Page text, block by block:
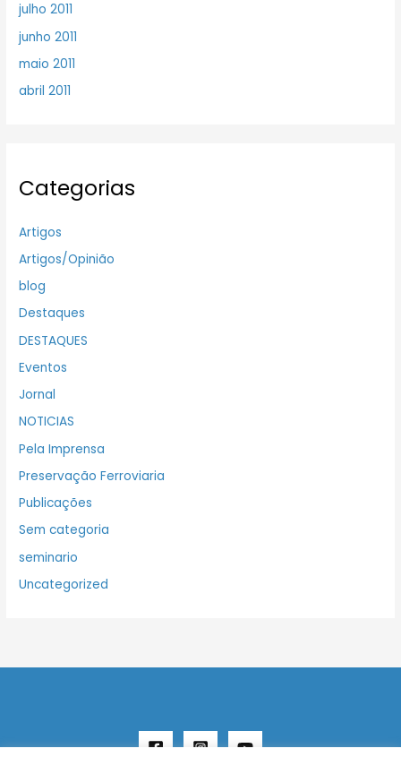
julho 2011
junho 2011
maio 2011
abril 2011
Categorias
Artigos
Artigos/Opinião
blog
Destaques
DESTAQUES
Eventos
Jornal
NOTICIAS
Pela Imprensa
Preservação Ferroviaria
Publicações
Sem categoria
seminario
Uncategorized